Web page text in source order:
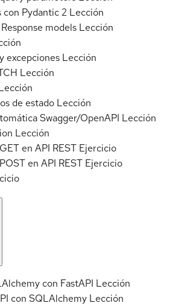
con Pydantic 2 Lección
models Lección
excepciones Lección
Lección
de estado Lección
Swagger/OpenAPI Lección
Lección
en API REST Ejercicio
en API REST Ejercicio
con FastAPI Lección
con SQLAlchemy Lección